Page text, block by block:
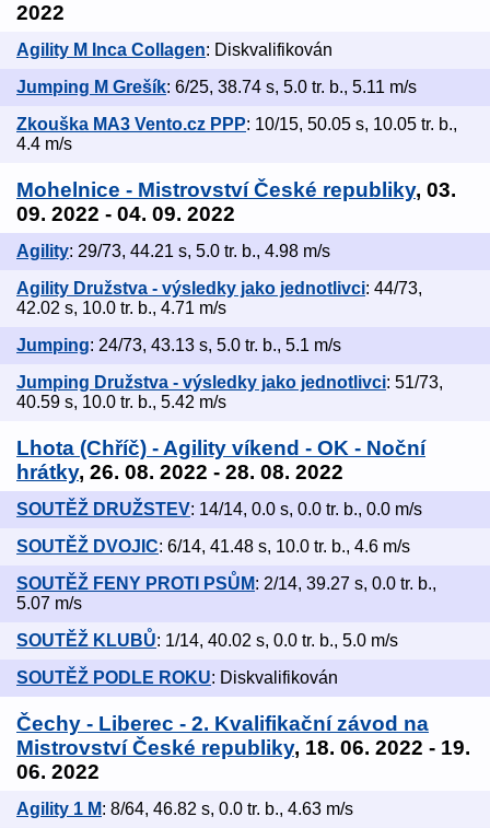
2022
Agility M Inca Collagen: Diskvalifikován
Jumping M Grešík: 6/25, 38.74 s, 5.0 tr. b., 5.11 m/s
Zkouška MA3 Vento.cz PPP: 10/15, 50.05 s, 10.05 tr. b.,
4.4 m/s
Mohelnice - Mistrovství České republiky, 03.
09. 2022 - 04. 09. 2022
Agility: 29/73, 44.21 s, 5.0 tr. b., 4.98 m/s
Agility Družstva - výsledky jako jednotlivci: 44/73,
42.02 s, 10.0 tr. b., 4.71 m/s
Jumping: 24/73, 43.13 s, 5.0 tr. b., 5.1 m/s
Jumping Družstva - výsledky jako jednotlivci: 51/73,
40.59 s, 10.0 tr. b., 5.42 m/s
Lhota (Chříč) - Agility víkend - OK - Noční
hrátky, 26. 08. 2022 - 28. 08. 2022
SOUTĚŽ DRUŽSTEV: 14/14, 0.0 s, 0.0 tr. b., 0.0 m/s
SOUTĚŽ DVOJIC: 6/14, 41.48 s, 10.0 tr. b., 4.6 m/s
SOUTĚŽ FENY PROTI PSŮM: 2/14, 39.27 s, 0.0 tr. b.,
5.07 m/s
SOUTĚŽ KLUBŮ: 1/14, 40.02 s, 0.0 tr. b., 5.0 m/s
SOUTĚŽ PODLE ROKU: Diskvalifikován
Čechy - Liberec - 2. Kvalifikační závod na
Mistrovství České republiky, 18. 06. 2022 - 19.
06. 2022
Agility 1 M: 8/64, 46.82 s, 0.0 tr. b., 4.63 m/s